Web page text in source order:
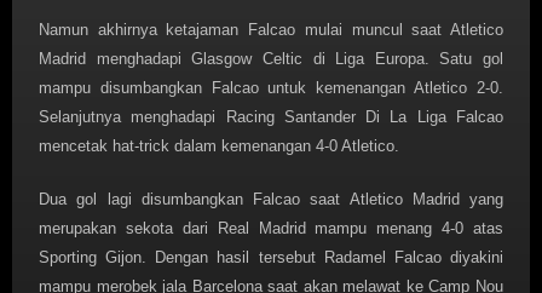
Namun akhirnya ketajaman Falcao mulai muncul saat Atletico
Madrid menghadapi Glasgow Celtic di Liga Europa. Satu gol
mampu disumbangkan Falcao untuk kemenangan Atletico 2-0.
Selanjutnya menghadapi Racing Santander Di La Liga Falcao
mencetak hat-trick dalam kemenangan 4-0 Atletico.
Dua gol lagi disumbangkan Falcao saat Atletico Madrid yang
merupakan sekota dari Real Madrid mampu menang 4-0 atas
Sporting Gijon. Dengan hasil tersebut Radamel Falcao diyakini
mampu merobek jala Barcelona saat akan melawat ke Camp Nou